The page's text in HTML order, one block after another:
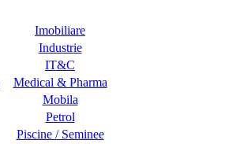
Imobiliare
Industrie
IT&C
Medical & Pharma
Mobila
Petrol
Piscine / Seminee